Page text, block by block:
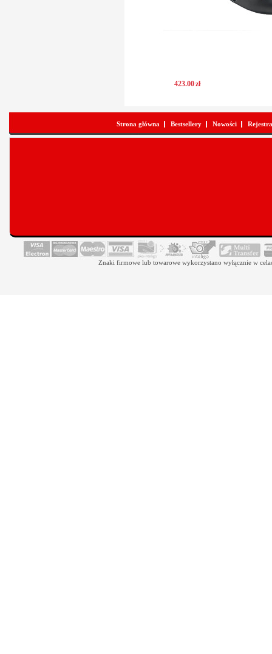
423.00zł
Strona główna Bestsellery Nowości
Znaki firmowe lub towarowe wykorzystano wyłącznie w